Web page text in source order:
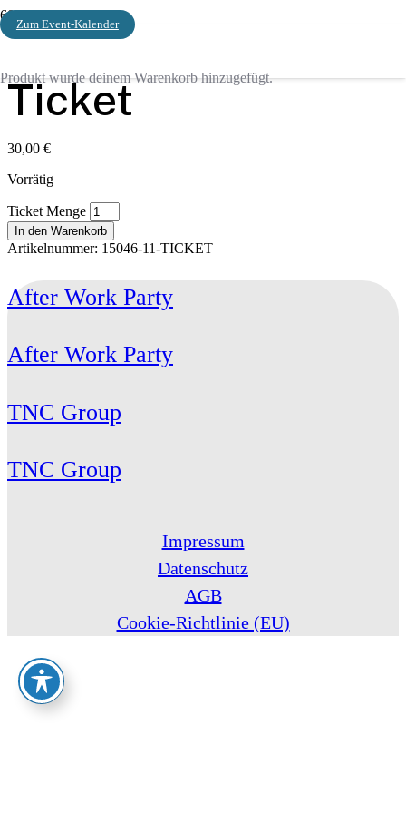
Zum Event-Kalender
Produktwurde deinem Warenkorb hinzugefügt.
Start/ Ticket
Ticket
30,00 €
Vorrätig
Ticket Menge
In den Warenkorb
Artikelnummer: 15046-11-TICKET
After Work Party
After Work Party
TNC Group
TNC Group
Impressum
Datenschutz
AGB
Cookie-Richtlinie (EU)